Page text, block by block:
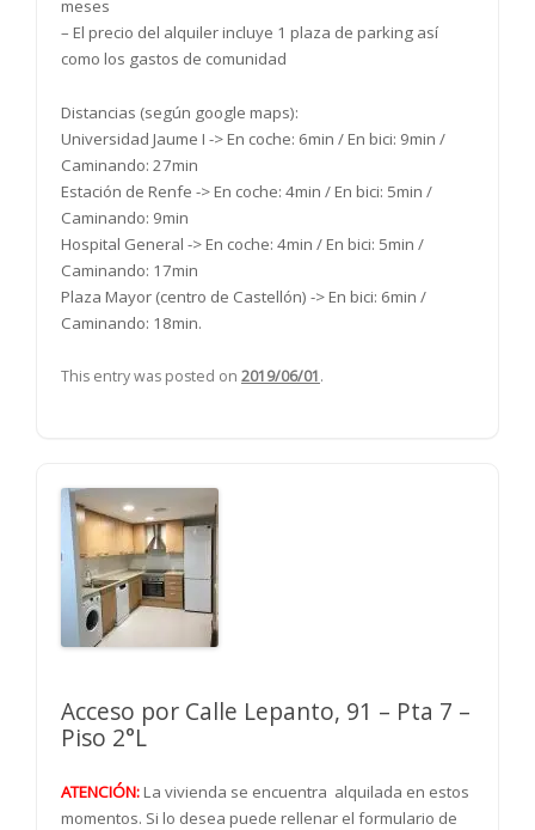
meses
– El precio del alquiler incluye 1 plaza de parking así
como los gastos de comunidad
Distancias (según google maps):
Universidad Jaume I -> En coche: 6min / En bici: 9min /
Caminando: 27min
Estación de Renfe -> En coche: 4min / En bici: 5min /
Caminando: 9min
Hospital General -> En coche: 4min / En bici: 5min /
Caminando: 17min
Plaza Mayor (centro de Castellón) -> En bici: 6min /
Caminando: 18min.
This entry was posted on 2019/06/01.
Acceso por Calle Lepanto, 91 – Pta 7 –
Piso 2°L
ATENCIÓN:La vivienda se encuentra alquilada en estos
momentos. Si lo desea puede rellenar el formulario de